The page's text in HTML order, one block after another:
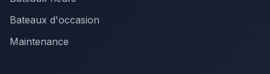
Bateaux d'occasion
Maintenance